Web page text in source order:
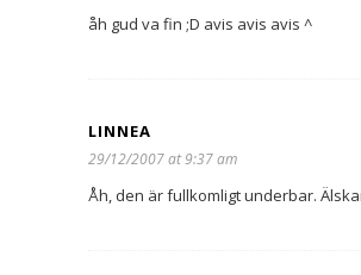
åh gud va fin ;D avis avis avis ^
LINNEA
29/12/2007 at 9:37 am
Åh, den är fullkomligt underbar.